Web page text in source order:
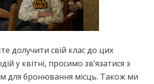
долучити свій клас до цих
у квітні, просимо зв’язатися з
для бронювання місць. Також ми